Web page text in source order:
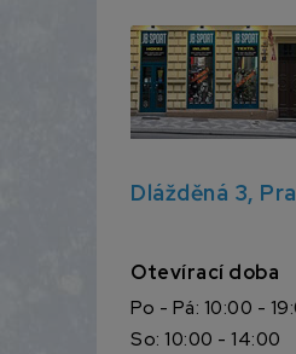
Dlážděná 3,
Otevírací doba
Po - Pá: 10:00 -
So: 10:00 - 14:00